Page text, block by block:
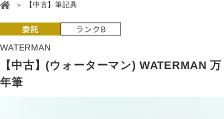
【中古】筆記具
WATERMAN
【中古】(ウォーターマン) WATERMAN 万
年筆